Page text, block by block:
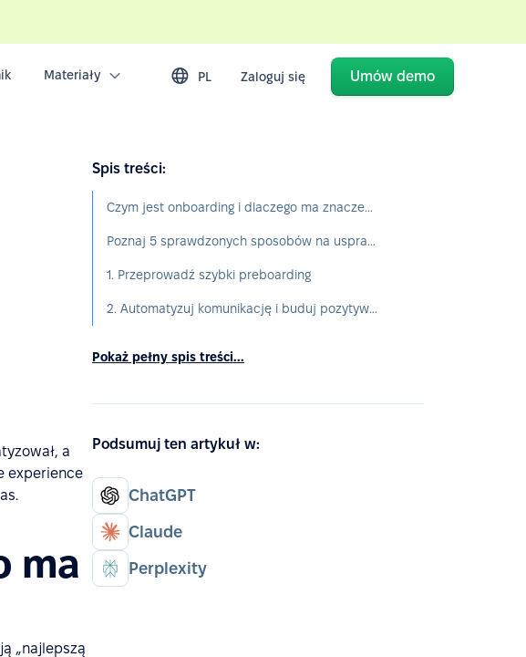
Materiały PL Zaloguj się Umów demo
a
experience
ma
„najlepszą
Spis treści:
Czym jest onboarding i dlaczego ma znaczenie?
Poznaj 5 sprawdzonych sposobów na usprawnienie onboardingu z platformą PeopleForce
1. Przeprowadź szybki preboarding
2. Automatyzuj komunikację i buduj pozytywne employee experience
Pokaż pełny spis treści...
Podsumuj ten artykuł w:
ChatGPT
Claude
Perplexity